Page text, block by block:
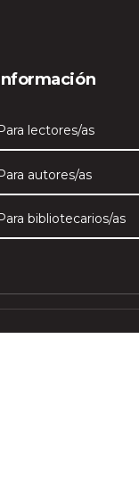
lectores/as
autores/as
bibliotecarios/as